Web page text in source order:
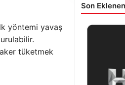
yöntemi yavaş
tüketmek
Son